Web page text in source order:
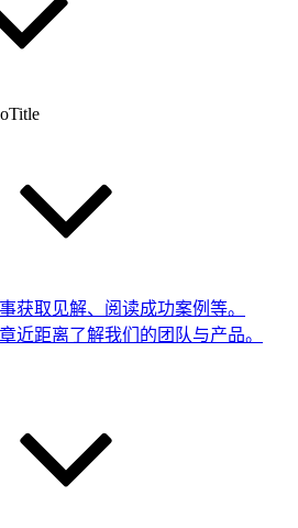
获取见解、阅读成功案例等。
近距离了解我们的团队与产品。